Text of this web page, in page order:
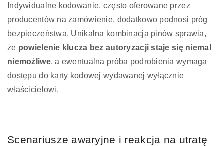
Indywidualne kodowanie, często oferowane przez
producentów na zamówienie, dodatkowo podnosi próg
bezpieczeństwa. Unikalna kombinacja pinów sprawia,
że powielenie klucza bez autoryzacji staje się niemal
niemożliwe, a ewentualna próba podrobienia wymaga
dostępu do karty kodowej wydawanej wyłącznie
właścicielowi.
Scenariusze awaryjne i reakcja na utratę